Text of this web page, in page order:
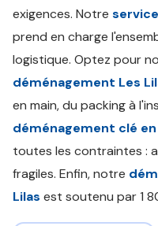
exigences. Notre
prend en charge
logistique. Optez pour
déménagement Les
en main, du packing à
déménagement clé en
toutes les contraintes :
fragiles. Enfin, notre
Lilas est soutenu par 1